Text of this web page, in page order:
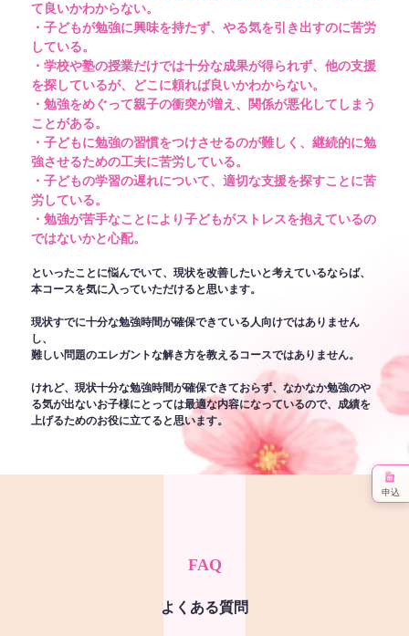
て良いかわからない。
・子どもが勉強に興味を持たず、やる気を引き出すのに苦労
している。
・学校や塾の授業だけでは十分な成果が得られず、他の支援
を探しているが、どこに頼れば良いかわからない。
・勉強をめぐって親子の衝突が増え、関係が悪化してしまう
ことがある。
・子どもに勉強の習慣をつけさせるのが難しく、継続的に勉
強させるための工夫に苦労している。
・子どもの学習の遅れについて、適切な支援を探すことに苦
労している。
・勉強が苦手なことにより子どもがストレスを抱えているの
ではないかと心配。
といったことに悩んでいて、現状を改善したいと考えているならば、
本コースを気に入っていただけると思います。
現状すでに十分な勉強時間が確保できている人向けではありません
し、
難しい問題のエレガントな解き方を教えるコースではありません。
けれど、現状十分な勉強時間が確保できておらず、なかなか勉強のや
る気が出ないお子様にとっては最適な内容になっているので、成績を
上げるためのお役に立てると思います。
FAQ
よくある質問
申込